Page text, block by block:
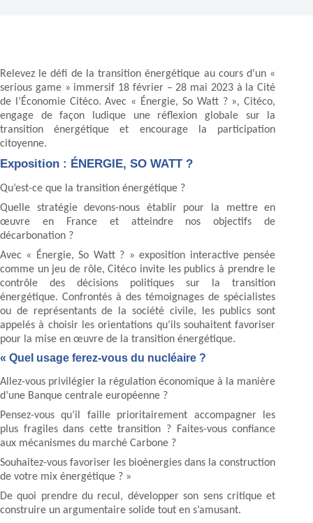
Relevez le défi de la transition énergétique au cours d’un «
serious game » immersif 18 février – 28 mai 2023 à la Cité
de l’Économie Citéco. Avec « Énergie, So Watt ? », Citéco,
engage de façon ludique une réflexion globale sur la
transition énergétique et encourage la participation
citoyenne.
Exposition : ÉNERGIE, SO WATT ?
Qu’est-ce que la transition énergétique ?
Quelle stratégie devons-nous établir pour la mettre en
œuvre en France et atteindre nos objectifs de
décarbonation ?
Avec « Énergie, So Watt ? » exposition interactive pensée
comme un jeu de rôle, Citéco invite les publics à prendre le
contrôle des décisions politiques sur la transition
énergétique. Confrontés à des témoignages de spécialistes
ou de représentants de la société civile, les publics sont
appelés à choisir les orientations qu’ils souhaitent favoriser
pour la mise en œuvre de la transition énergétique.
« Quel usage ferez-vous du nucléaire ?
Allez-vous privilégier la régulation économique à la manière
d’une Banque centrale européenne ?
Pensez-vous qu’il faille prioritairement accompagner les
plus fragiles dans cette transition ? Faites-vous confiance
aux mécanismes du marché Carbone ?
Souhaitez-vous favoriser les bioénergies dans la construction
de votre mix énergétique ? »
De quoi prendre du recul, développer son sens critique et
construire un argumentaire solide tout en s’amusant.